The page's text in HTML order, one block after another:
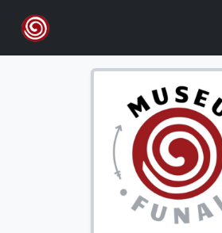
Skip to main content